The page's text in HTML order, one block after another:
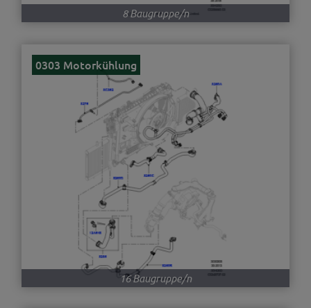
8 Baugruppe/n
0303 Motorkühlung
16 Baugruppe/n